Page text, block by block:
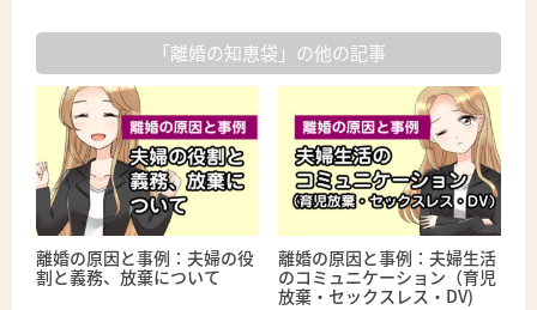
「離婚の知恵袋」の他の記事
離婚の原因と事例：夫婦の役
割と義務、放棄について
離婚の原因と事例：夫婦生活
のコミュニケーション（育児
放棄・セックスレス・DV)